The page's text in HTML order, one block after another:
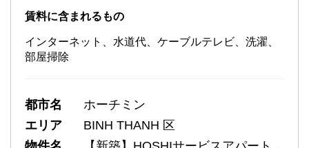
賃料に含まれるもの
インターネット、水道代、ケーブルテレビ、洗濯、
部屋掃除
都市名
ホーチミン
エリア
BINH THANH 区